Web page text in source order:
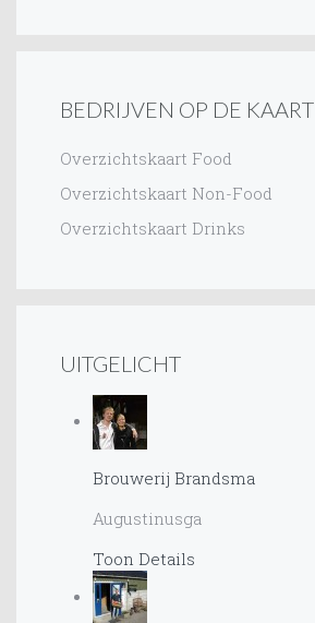
BEDRIJVEN OP DE KAART
Overzichtskaart Food
Overzichtskaart Non-Food
Overzichtskaart Drinks
UITGELICHT
Brouwerij Brandsma
Augustinusga
Toon Details